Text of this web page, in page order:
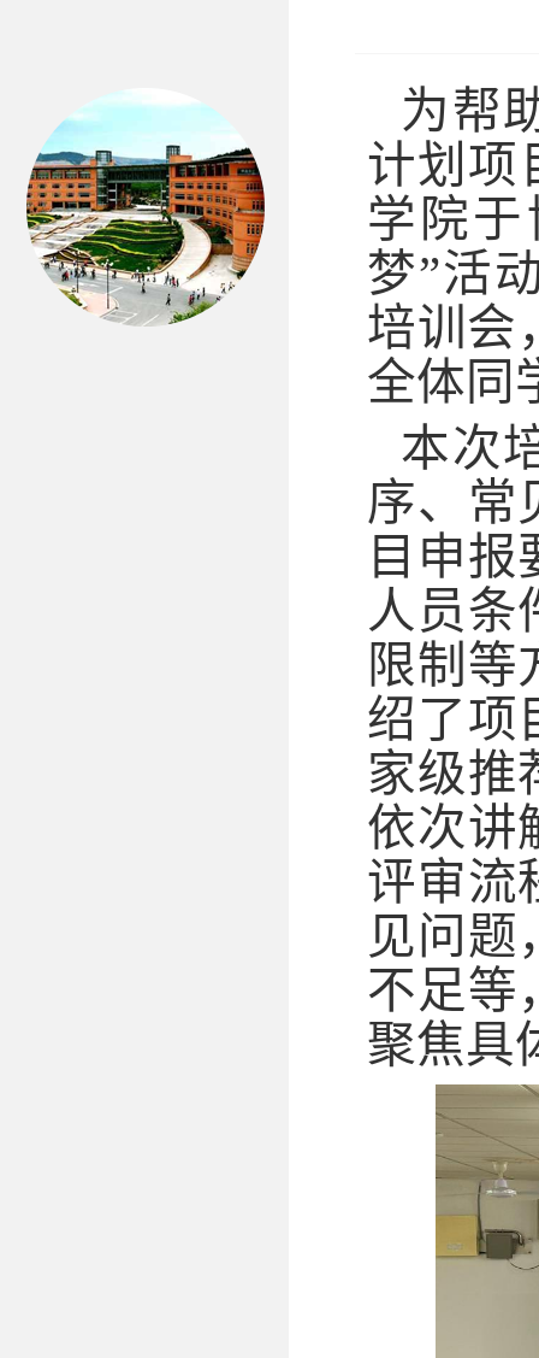
为帮
计划项
学院
梦”活
培训会
全体同
本次
序、常
目申报
人员条
限制等
绍了项
家级推
依次讲
评审流
见问题
不足等
聚焦具